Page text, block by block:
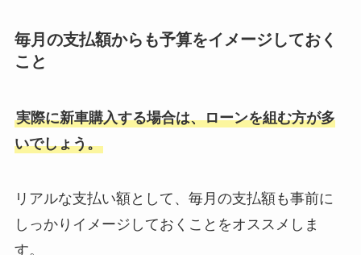
毎月の支払額からも予算をイメージしておく
こと
実際に新車購入する場合は、ローンを組む方が多
いでしょう。
リアルな支払い額として、毎月の支払額も事前に
しっかりイメージしておくことをオススメしま
す。